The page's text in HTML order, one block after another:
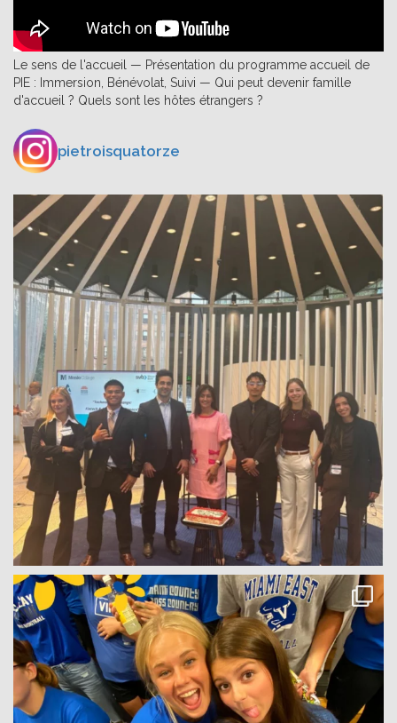
Le sens de l'accueil — Présentation du programme accueil de
PIE : Immersion, Bénévolat, Suivi — Qui peut devenir famille
d'accueil ? Quels sont les hôtes étrangers ?
pietroisquatorze